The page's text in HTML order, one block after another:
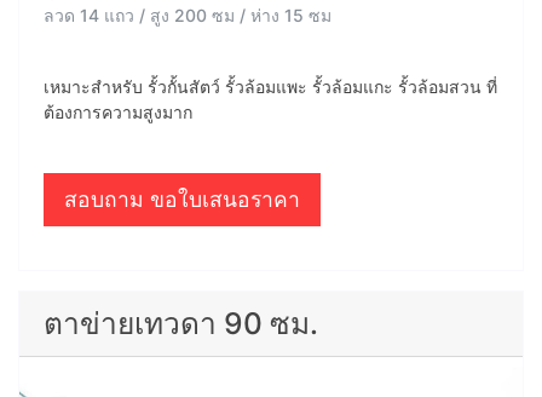
ลวด 14 แถว / สูง 200 ซม / ห่าง 15 ซม
เหมาะสำหรับ รั้วกั้นสัตว์ รั้วล้อมแพะ รั้วล้อมแกะ รั้วล้อมสวน ที่
ต้องการความสูงมาก
สอบถาม ขอใบเสนอราคา
ตาข่ายเทวดา 90 ซม.